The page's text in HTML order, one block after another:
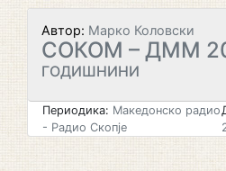
Автор: Марко Коловски
СОКОМ – ДММ
ГОДИШНИНИ
Периодика: Македонско радио
- Радио Скопје